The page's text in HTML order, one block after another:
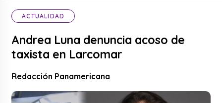
ACTUALIDAD
Andrea Luna denuncia acoso de
taxista en Larcomar
Redacción Panamericana